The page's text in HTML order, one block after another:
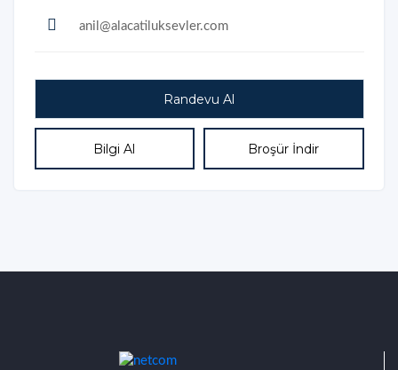
anil@alacatiluksevler.com
Bilgi Al Broşür İndir